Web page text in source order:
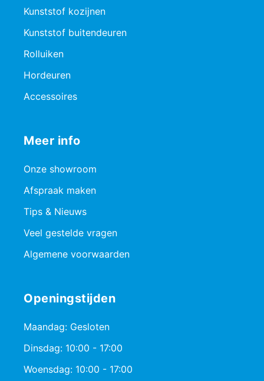
Kunststof kozijnen
Kunststof buitendeuren
Rolluiken
Hordeuren
Accessoires
Meer info
Onze showroom
Afspraak maken
Tips & Nieuws
Veel gestelde vragen
Algemene voorwaarden
Openingstijden
Maandag: Gesloten
Dinsdag: 10:00 - 17:00
Woensdag: 10:00 - 17:00